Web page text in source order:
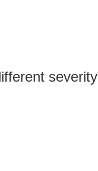
severity